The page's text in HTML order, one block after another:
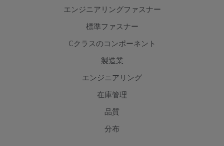
エンジニアリングファスナー
標準ファスナー
Cクラスのコンポーネント
製造業
エンジニアリング
在庫管理
品質
分布